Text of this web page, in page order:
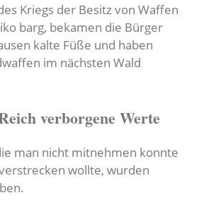
Kriegs der Besitz von Waffen
barg, bekamen die Bürger
kalte Füße und haben
im nächsten Wald
verborgene Werte
man nicht mitnehmen konnte
wollte, wurden